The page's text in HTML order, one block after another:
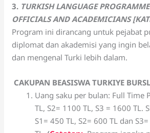
3. TURKISH LANGUAGE
OFFICIALS AND ACADEMICIANS
Program ini dirancang untuk pejabat
diplomat dan akademisi yang ingin
dan mengenal Turki lebih dalam.
CAKUPAN BEASISWA TURKIYE
Uang saku per bulan: Full Time
TL, S2= 1100 TL, S3 = 1600 TL.
S1= 450 TL, S2= 600 TL dan